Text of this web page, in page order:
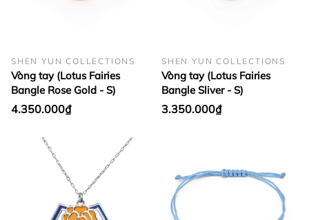
SHEN YUN COLLECTIONS
Vòng tay (Lotus Fairies
Bangle Rose Gold - S)
4.350.000₫
SHEN YUN COLLECTIONS
Vòng tay (Lotus Fairies
Bangle Sliver - S)
3.350.000₫